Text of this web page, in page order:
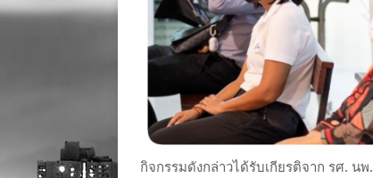
กิจกรรมดังกล่าวได้รับเกียรติจาก รศ. น